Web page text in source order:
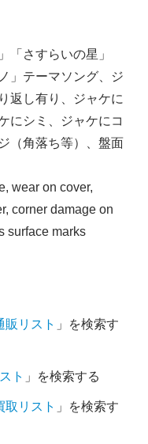
「さすらいの星」
」テーマソング、ジ
返し有り、ジャケに
にシミ、ジャケにコ
（角落ち等）、盤面
wear on cover,
corner damage on
surface marks
販リスト 」を検索す
ト 」を検索する
取リスト 」を検索す